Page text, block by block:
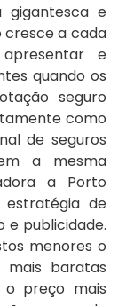
gigantesca e
cresce a cada
e
quando os
seguro
como
de seguros
a mesma
a Porto
estratégia de
e publicidade.
menores o
mais baratas
o preço mais